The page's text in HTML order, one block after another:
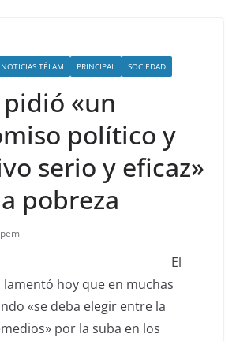
NOTICIAS TÉLAM PRINCIPAL SOCIEDAD
pidió «un
político y
serio y eficaz»
pobreza
El
lamentó hoy que en muchas
«se deba elegir entre la
por la suba en los